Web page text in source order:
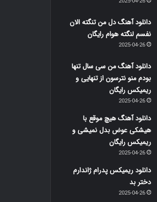
دانلود آهنگ دل من تنگته الان
نفسم لنگته هوام رایگان
2025-04-26
دانلود آهنگ من سی سال تنها
بودم منو نترسون از تنهایی و
ریمیکس رایگان
2025-04-26
دانلود آهنگ هیچ موقع با
هیشکی عوض بدل نمیشی و
ریمیکس رایگان
2025-04-26
دانلود ریمیکس پدرام ژاندارم
دختر بد
2025-04-26